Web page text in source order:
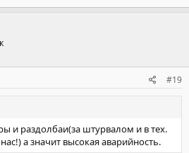
#19
и раздолбаи(за штурвалом и в тех.
а значит высокая аварийность.